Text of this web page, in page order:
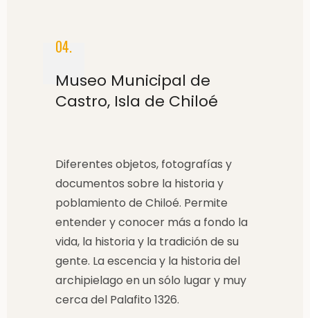
04.
Museo Municipal de
Castro, Isla de Chiloé
Diferentes objetos, fotografías y
documentos sobre la historia y
poblamiento de Chiloé. Permite
entender y conocer más a fondo la
vida, la historia y la tradición de su
gente. La escencia y la historia del
archipielago en un sólo lugar y muy
cerca del Palafito 1326.